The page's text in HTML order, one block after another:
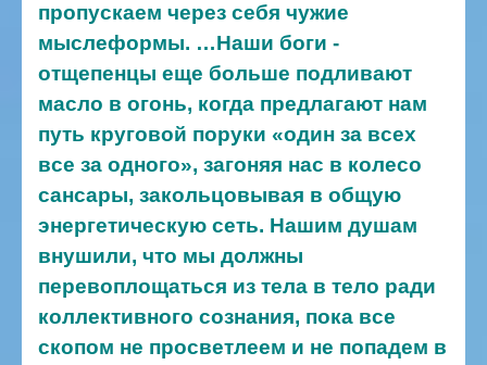
пропускаем через себя чужие
мыслеформы. …Наши боги -
отщепенцы еще больше подливают
масло в огонь, когда предлагают нам
путь круговой поруки «один за всех
все за одного», загоняя нас в колесо
сансары, закольцовывая в общую
энергетическую сеть. Нашим душам
внушили, что мы должны
перевоплощаться из тела в тело ради
коллективного сознания, пока все
скопом не просветлеем и не попадем в